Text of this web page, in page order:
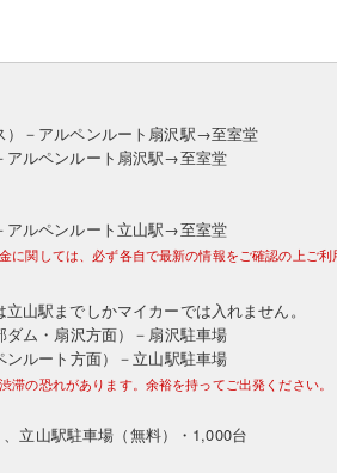
）－アルペンルート扇沢駅→至室堂
アルペンルート扇沢駅→至室堂
アルペンルート立山駅→至室堂
に関しては、必ず各自で最新の情報をご確認の上ご利
山駅までしかマイカーでは入れません。
ダム・扇沢方面）－扇沢駐車場
ンルート方面）－立山駅駐車場
滞の恐れがあります。余裕を持ってご出発ください。
立山駅駐車場（無料）・1,000台